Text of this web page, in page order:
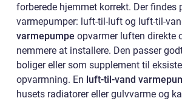
forberede hjemmet korrekt. Der
varmepumper: luft-til-luft og luft-til-
varmepumpe opvarmer luften direkte
nemmere at installere. Den passer
boliger eller som supplement til
opvarmning. En luft-til-vand
husets radiatorer eller gulvvarme og